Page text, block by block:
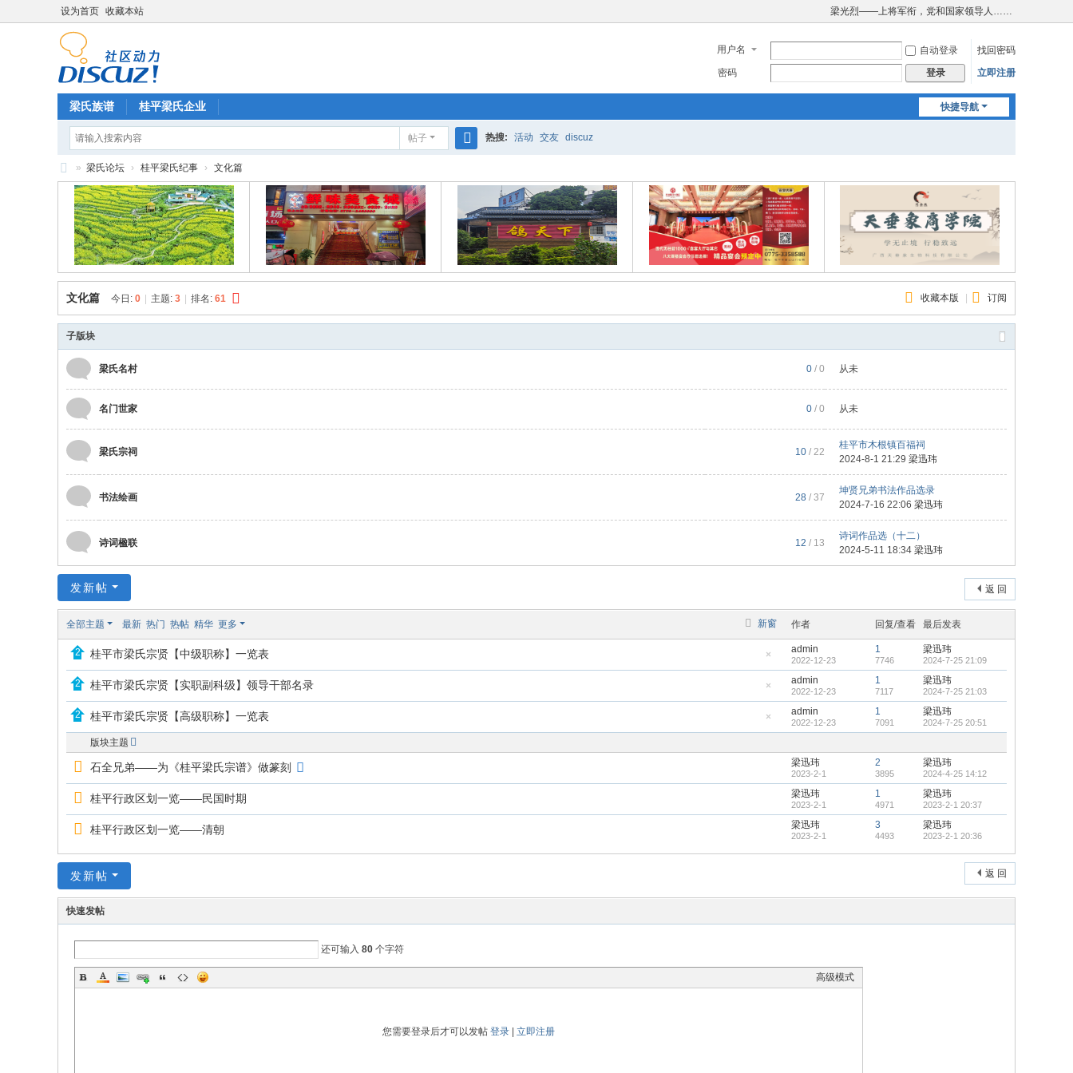
设为首页 收藏本站 梁光烈——上将军衔，党和国家领导人……
用户名 自动登录
找回密码
密码
登录 立即注册
快捷导航
梁氏族谱 桂平梁氏企业
帖子
索
热搜: 活动 交友 discuz
» 梁氏论坛 › 桂平梁氏纪事 › 文化篇
收藏本版 订阅
文化篇 今日: 0 主题: 3 排名: 61
子版块
梁氏名村 0 / 0 从未
名门世家 0 / 0 从未
梁氏宗祠 10 / 22
桂平市木根镇百福祠
2024-8-1 21:29 梁迅玮
书法绘画 28 / 37
坤贤兄弟书法作品选录
2024-7-16 22:06 梁迅玮
诗词楹联 12 / 13
诗词作品选（十二）
2024-5-11 18:34 梁迅玮
返 回
发新帖
新窗
全部主题 最新 热门 热帖 精华 更多 作者 回复/查看 最后发表
藏
置
帖
桂平市梁氏宗贤【中级职称】一览表 admin
2022-12-23
1
7746
梁迅玮
2024-7-25 21:09
藏
置
帖
桂平市梁氏宗贤【实职副科级】领导干部名录 admin
2022-12-23
1
7117
梁迅玮
2024-7-25 21:03
藏
顶
桂平市梁氏宗贤【高级职称】一览表 admin
2022-12-23
1
7091
梁迅玮
2024-7-25 20:51
版块主题
石全兄弟——为《桂平梁氏宗谱》做篆刻 梁迅玮
2023-2-1
2
3895
梁迅玮
2024-4-25 14:12
桂平行政区划一览——民国时期 梁迅玮
2023-2-1
1
4971
梁迅玮
2023-2-1 20:37
桂平行政区划一览——清朝 梁迅玮
2023-2-1
3
4493
梁迅玮
2023-2-1 20:36
返 回
发新帖
快速发帖
还可输入 80 个字符
高级模式
您需要登录后才可以发帖 登录 立即注册